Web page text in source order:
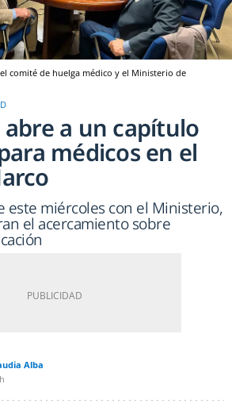
comité de huelga médico y el Ministerio de
abre a un capítulo
médicos en el
este miércoles con el Ministerio,
el acercamiento sobre
Alba